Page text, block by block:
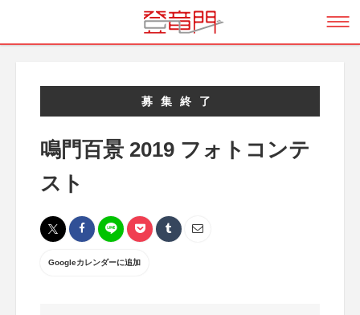
募集終了
鳴門百景 2019 フォトコンテ
スト
Googleカレンダーに追加